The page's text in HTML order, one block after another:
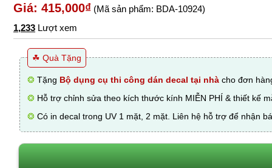
Giá: 415,000₫ (Mã sản phẩm: BDA-10924)
1,233 Lượt xem
☘ Quà Tặng
❂ Tặng Bộ dụng cụ thi công dán decal tại nhà cho đơn
❂ Hỗ trợ chỉnh sửa theo kích thước kính MIỄN PHÍ & thiết kế
❂ Có in decal trong UV 1 mặt, 2 mặt. Liên hệ hỗ trợ để nhận